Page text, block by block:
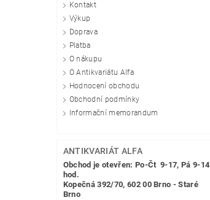
Kontakt
Výkup
Doprava
Platba
O nákupu
O Antikvariátu Alfa
Hodnocení obchodu
Obchodní podmínky
Informační memorandum
ANTIKVARIÁT ALFA
Obchod je otevřen: Po-Čt 9-17, Pá 9-14
hod.
Kopečná 392/70, 602 00 Brno - Staré
Brno